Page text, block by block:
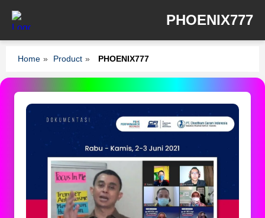
PHOENIX777
Home » Product » PHOENIX777